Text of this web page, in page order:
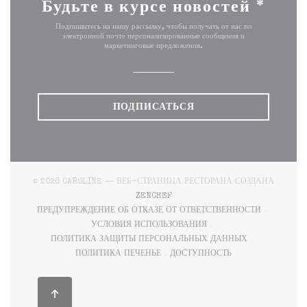
Будьте в курсе новостей *
Подпишитесь на нашу рассылку, чтобы получать от нас по
электронной почте персонализированные сообщения и
маркетинговые предложения.
ПОДПИСАТЬСЯ
© 2026 CAROLINE — ВЕБ-СТРАНИЦА РЕСТОРАНА СОЗДАНА
ZENCHEF((ОТКРЫВАЕТСЯ В НОВОМ
ПРЕДУПРЕЖДЕНИЕ ОБ ОТКАЗЕ ОТ ОТВЕТСТВЕННОСТИ
УСЛОВИЯ ИСПОЛЬЗОВАНИЯ
ПОЛИТИКА ЗАЩИТЫ ПЕРСОНАЛЬНЫХ ДАННЫХ
((ОТКРЫВАЕТСЯ В НОВОМ ОКНЕ))
ПОЛИТИКА ПЕЧЕНЬЕ
((ОТКРЫВАЕТСЯ В НОВОМ ОКНЕ))
ДОСТУПНОСТЬ